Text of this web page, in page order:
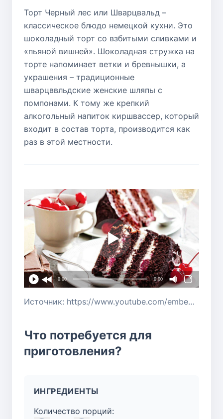
Торт Черный лес или Шварцвальд –
классическое блюдо немецкой кухни. Это
шоколадный торт со взбитыми сливками и
«пьяной вишней». Шоколадная стружка на
торте напоминает ветки и бревнышки, а
украшения – традиционные
шварцввльдские женские шляпы с
помпонами. К тому же крепкий
алкогольный напиток киршвассер, который
входит в состав торта, производится как
раз в этой местности.
0:00 0:00
Источник: https://www.youtube.com/embed/80QHQEdyn0o?si=AFNKBLe7jhBpig1d
Что потребуется для
приготовления?
ИНГРЕДИЕНТЫ
Количество порций: